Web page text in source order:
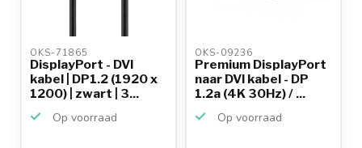
OKS-71865
DisplayPort - DVI
kabel | DP1.2 (1920 x
1200) | zwart | 3...
Op voorraad
OKS-09236
Premium DisplayPort
naar DVI kabel - DP
1.2a (4K 30Hz) / ...
Op voorraad